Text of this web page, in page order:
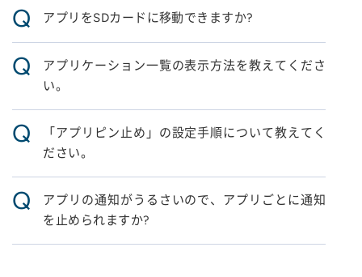
Q アプリをSDカードに移動できますか?
Q
アプリケーション一覧の表示方法を教えてくださ
い。
Q
「アプリピン止め」の設定手順について教えてく
ださい。
Q
アプリの通知がうるさいので、アプリごとに通知
を止められますか?